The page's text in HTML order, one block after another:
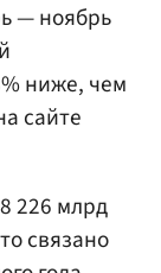
— ноябрь
ниже, чем
сайте
226 млрд
связано